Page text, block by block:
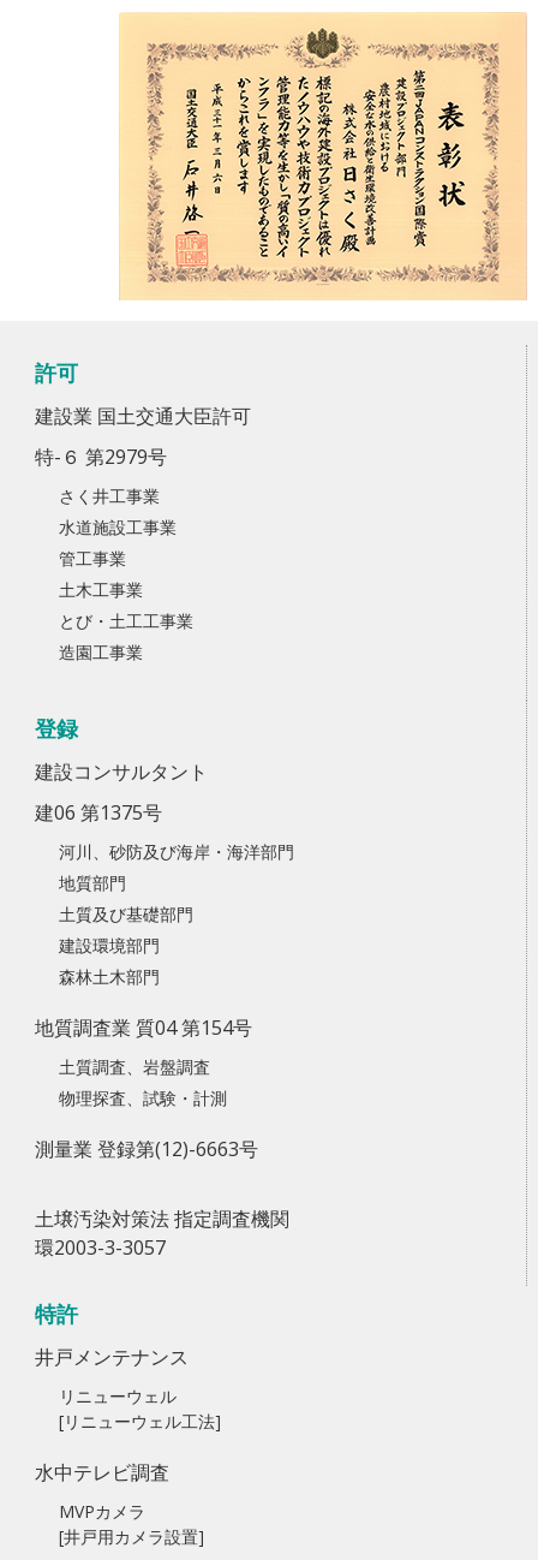
許可
建設業 国土交通大臣許可
特-６ 第2979号
さく井工事業
水道施設工事業
管工事業
土木工事業
とび・土工工事業
造園工事業
登録
建設コンサルタント
建06 第1375号
河川、砂防及び海岸・海洋部門
地質部門
土質及び基礎部門
建設環境部門
森林土木部門
地質調査業 質04 第154号
土質調査、岩盤調査
物理探査、試験・計測
測量業 登録第(12)-6663号
土壌汚染対策法 指定調査機関
環2003-3-3057
特許
井戸メンテナンス
リニューウェル
[リニューウェル工法]
水中テレビ調査
MVPカメラ
[井戸用カメラ設置]